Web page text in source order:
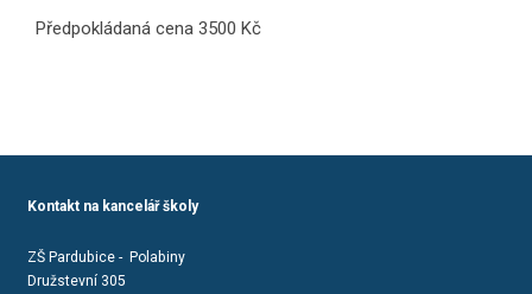
Předpokládaná cena 3500 Kč
Kontakt na kancelář školy
ZŠ Pardubice - Polabiny
Družstevní 305